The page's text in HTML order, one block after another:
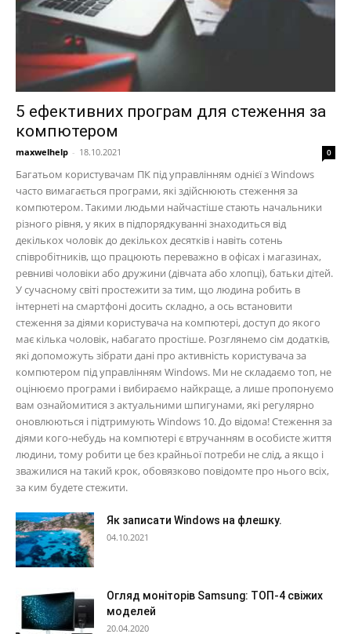
5 ефективних програм для стеження за
компютером
maxwelhelp - 18.10.2021 0
Багатьом користувачам ПК під управлінням однієї з Windows
часто вимагається програми, які здійснюють стеження за
компютером. Такими людьми найчастіше стають начальники
різного рівня, у яких в підпорядкуванні знаходиться від
декількох чоловік до декількох десятків і навіть сотень
співробітників, що працюють переважно в офісах і магазинах,
ревниві чоловіки або дружини (дівчата або хлопці), батьки дітей.
У сучасному світі простежити за тим, що людина робить в
інтернеті на смартфоні досить складно, а ось встановити
стеження за діями користувача на компютері, доступ до якого
має кілька чоловік, набагато простіше. Розглянемо сім додатків,
які допоможуть зібрати дані про активність користувача за
компютером під управлінням Windows. Ми не складаємо топ, не
оцінюємо програми і вибираємо найкраще, а лише пропонуємо
вам ознайомитися з актуальними шпигунами, які регулярно
оновлюються і підтримують Windows 10. До відома! Стеження за
діями кого-небудь на компютері є втручанням в особисте життя
людини, тому робити це без крайньої потреби не слід, а якщо і
зважилися на такий крок, обовязково повідомте про нього всіх,
за ким будете стежити.
Як записати Windows на флешку.
04.10.2021
Огляд моніторів Samsung: ТОП-4 свіжих
моделей
20.04.2020